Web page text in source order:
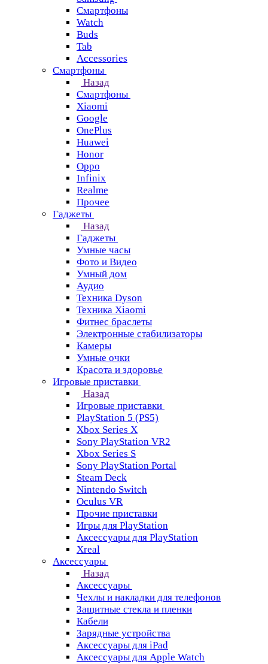
Смартфоны
Watch
Buds
Tab
Accessories
Смартфоны
Назад
Смартфоны
Xiaomi
Google
OnePlus
Huawei
Honor
Oppo
Infinix
Realme
Прочее
Гаджеты
Назад
Гаджеты
Умные часы
Фото и Видео
Умный дом
Аудио
Техника Dyson
Техника Xiaomi
Фитнес браслеты
Электронные стабилизаторы
Камеры
Умные очки
Красота и здоровье
Игровые приставки
Назад
Игровые приставки
PlayStation 5 (PS5)
Xbox Series X
Sony PlayStation VR2
Xbox Series S
Sony PlayStation Portal
Steam Deck
Nintendo Switch
Oculus VR
Прочие приставки
Игры для PlayStation
Аксессуары для PlayStation
Xreal
Аксессуары
Назад
Аксессуары
Чехлы и накладки для телефонов
Защитные стекла и пленки
Кабели
Зарядные устройства
Аксессуары для iPad
Аксессуары для Apple Watch